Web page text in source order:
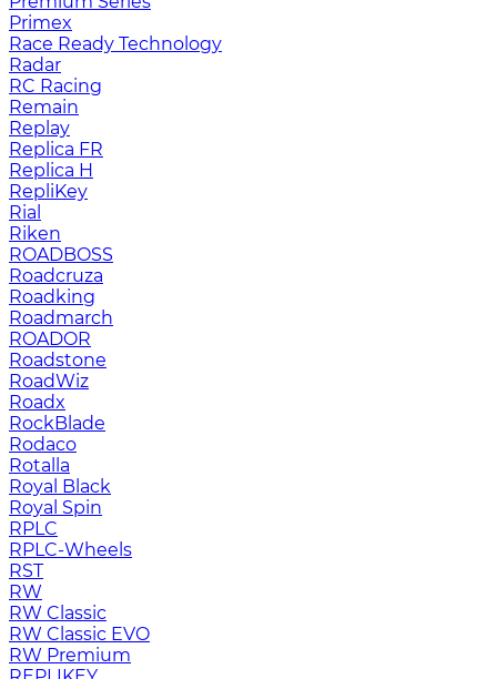
Primex
Race Ready Technology
Radar
RC Racing
Remain
Replay
Replica FR
Replica H
RepliKey
Rial
Riken
ROADBOSS
Roadcruza
Roadking
Roadmarch
ROADOR
Roadstone
RoadWiz
Roadx
RockBlade
Rodaco
Rotalla
Royal Black
Royal Spin
RPLC
RPLC-Wheels
RST
RW
RW Classic
RW Classic EVO
RW Premium